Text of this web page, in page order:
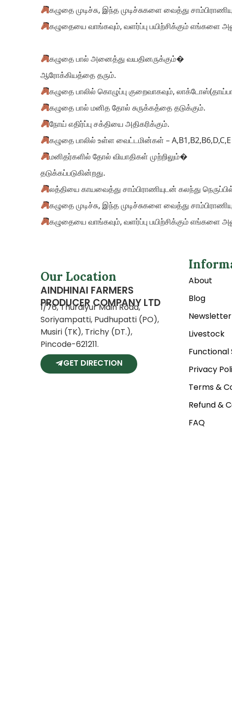
கழுதை முடிச்சு, இந்த முடிச்சுகளை வைத்து
கழுதையை வாங்கவும், வளர்ப்பு பயிற்சிக்கும் எங்களை
கழுதை பால் அனைத்து வயதினருக்கும்�
ஆரோக்கியத்தை தரும்.
கழுதை பாலில் கொழுப்பு குறைவாகவும்,
கழுதை பால் மனித தோல் சுருக்கத்தை தடுக்கும்.
நோய் எதிர்ப்பு சக்தியை அதிகரிக்கும்.
கழுதை பாலில் உள்ள வைட்டமின்கள் – A,B1,B2,B6,D,C,E
மனிதர்களில் தோல் வியாதிகள் முற்றிலும்�
தடுக்கப்படுகின்றது.
லத்தியை காயவைத்து சாம்பிராணியுடன் கலந்து
கழுதை முடிச்சு, இந்த முடிச்சுகளை வைத்து
கழுதையை வாங்கவும், வளர்ப்பு பயிற்சிக்கும் எங்களை
Our Location
AINDHINAI FARMERS
PRODUCER COMPANY LTD
1/76, Thuraiyur Main Road,
Soriyampatti, Pudhupatti (PO),
Musiri (TK), Trichy (DT.),
Pincode-621211.
GET DIRECTION
About
Blog
Newsletter
Livestock
Privacy
Terms &
Refund &
FAQ